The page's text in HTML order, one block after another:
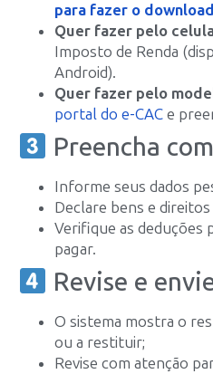
para fazer o download
Quer fazer pelo
Imposto de Renda
Android).
Quer fazer pelo
portal do e-CAC e
Preencha
Informe seus dados
Declare bens e
Verifique as deduções
pagar.
Revise e
O sistema mostra o
ou a restituir;
Revise com atenção